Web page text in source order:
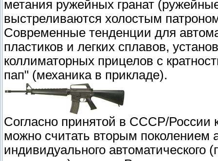
метания ружейных гранат
выстреливаются холостым
Современные тенденции для
пластиков и легких сплавов,
коллиматорных прицелов с
пап" (механика в прикладе).
Согласно принятой в СССР/России
можно считать вторым поколением
индивидуального автоматического